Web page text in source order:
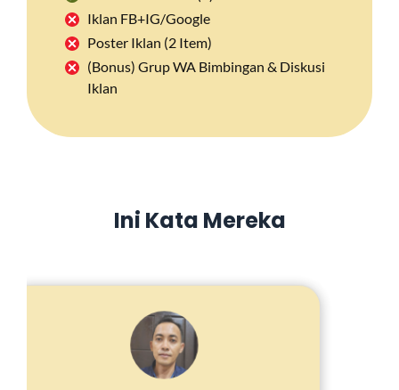
Iklan FB+IG/Google
Poster Iklan (2 Item)
(Bonus) Grup WA Bimbingan & Diskusi
Iklan
Ini Kata Mereka